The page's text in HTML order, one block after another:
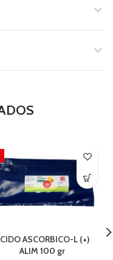
ASCORBICO-L (+)
ALIM 100 gr